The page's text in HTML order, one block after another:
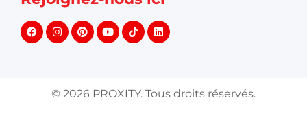
© 2026 PROXITY. Tous droits réservés.